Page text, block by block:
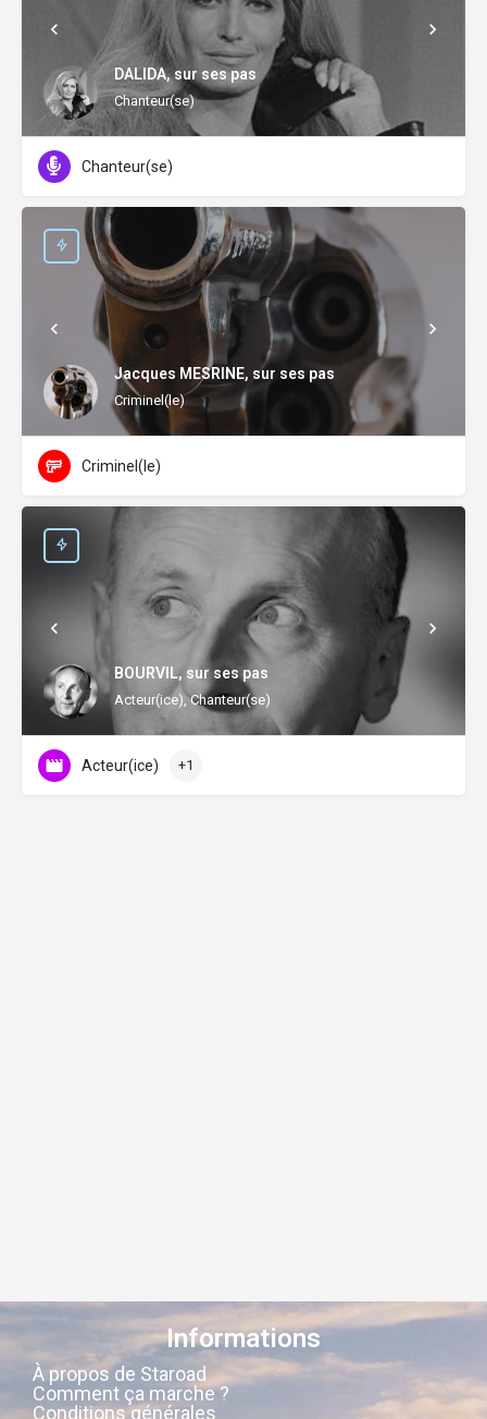
DALIDA, sur ses pas
Chanteur(se)
Chanteur(se)
Jacques MESRINE, sur ses pas
Criminel(le)
Criminel(le)
BOURVIL, sur ses pas
Acteur(ice), Chanteur(se)
Acteur(ice) +1
Informations
À propos de Staroad
Comment ça marche ?
Conditions générales